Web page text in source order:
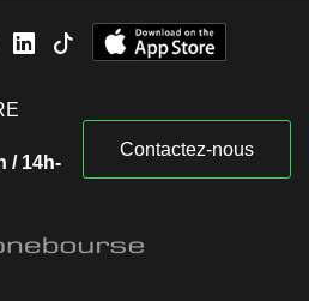
/ 14h-
Contactez-nous